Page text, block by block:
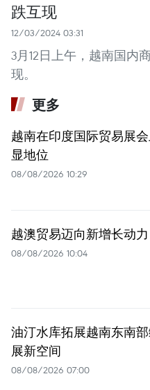
跌互现
12/03/2024 03:31
3月12日上午，越南国内
现。
更多
越南在印度国际贸易展
显地位
08/08/2026 10:29
越澳贸易迈向新增长动力
08/08/2026 10:04
油汀水库拓展越南东南
展新空间
08/08/2026 07:00